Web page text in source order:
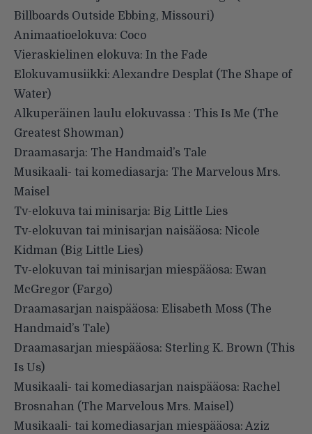
Billboards Outside Ebbing, Missouri)
Animaatioelokuva: Coco
Vieraskielinen elokuva: In the Fade
Elokuvamusiikki: Alexandre Desplat (The Shape of
Water)
Alkuperäinen laulu elokuvassa : This Is Me (The
Greatest Showman)
Draamasarja: The Handmaid’s Tale
Musikaali- tai komediasarja: The Marvelous Mrs.
Maisel
Tv-elokuva tai minisarja: Big Little Lies
Tv-elokuvan tai minisarjan naisääosa: Nicole
Kidman (Big Little Lies)
Tv-elokuvan tai minisarjan miespääosa: Ewan
McGregor (Fargo)
Draamasarjan naispääosa: Elisabeth Moss (The
Handmaid’s Tale)
Draamasarjan miespääosa: Sterling K. Brown (This
Is Us)
Musikaali- tai komediasarjan naispääosa: Rachel
Brosnahan (The Marvelous Mrs. Maisel)
Musikaali- tai komediasarjan miespääosa: Aziz